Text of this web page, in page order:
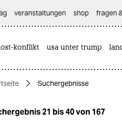
veranstaltungen shop fragen
konflikt usa unter trump
Suchergebnisse
21 bis 40 von 167